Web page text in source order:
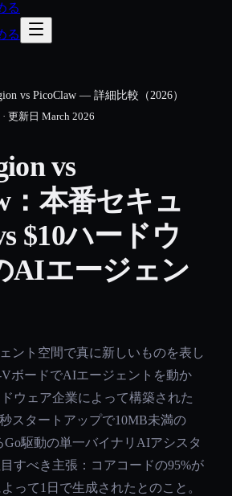
る
る
vs PicoClaw — 詳細比較（2026）
· 更新日 March 2026
vs
：本番セキュ
$10ハードウ
AIエージェン
ント空間で真に新しいものを表し
VボードでAIエージェントを動か
ウェア企業によって構築された
スタートアップで10MB未満の
駆動の単一バイナリAIアシスタ
すべき主張：コアコードの95%が
って1日で生成されたとのこと。